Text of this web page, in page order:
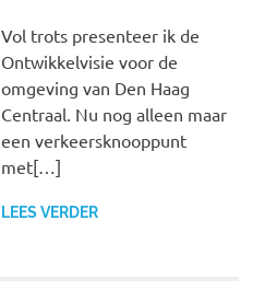
Vol trots presenteer ik de
Ontwikkelvisie voor de
omgeving van Den Haag
Centraal. Nu nog alleen maar
een verkeersknooppunt
met[…]
LEES VERDER